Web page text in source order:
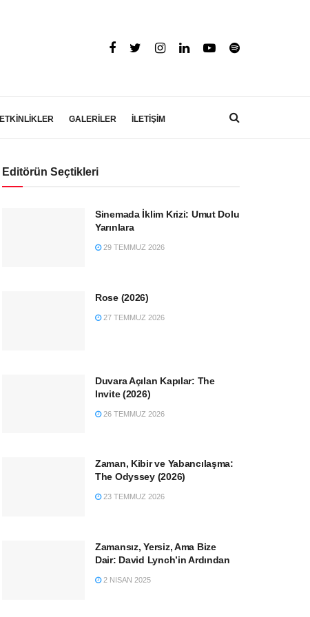
ETKİNLİKLER GALERİLER İLETİŞİM
Editörün Seçtikleri
Sinemada İklim Krizi: Umut Dolu
Yarınlara
29 TEMMUZ 2026
Rose (2026)
27 TEMMUZ 2026
Duvara Açılan Kapılar: The
Invite (2026)
26 TEMMUZ 2026
Zaman, Kibir ve Yabancılaşma:
The Odyssey (2026)
23 TEMMUZ 2026
Zamansız, Yersiz, Ama Bize
Dair: David Lynch’in Ardından
2 NISAN 2025